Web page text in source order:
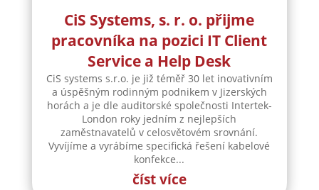
CiS Systems, s. r. o. přijme
pracovníka na pozici IT Client
Service a Help Desk
CiS systems s.r.o. je již téměř 30 let inovativním
a úspěšným rodinným podnikem v Jizerských
horách a je dle auditorské společnosti Intertek-
London roky jedním z nejlepších
zaměstnavatelů v celosvětovém srovnání.
Vyvíjíme a vyrábíme specifická řešení kabelové
konfekce...
číst více